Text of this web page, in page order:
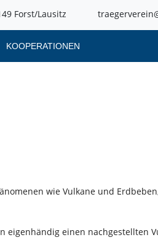
Forst/Lausitz
KOOPERATIONEN
wie Vulkane und
eigenhändig einen nachgestellten